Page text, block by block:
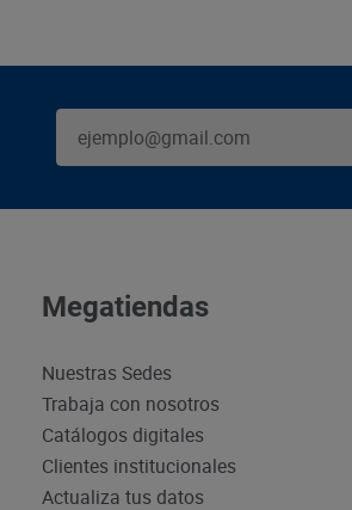
Megatiendas
Nuestras Sedes
Trabaja con nosotros
Catálogos digitales
Clientes institucionales
Actualiza tus datos